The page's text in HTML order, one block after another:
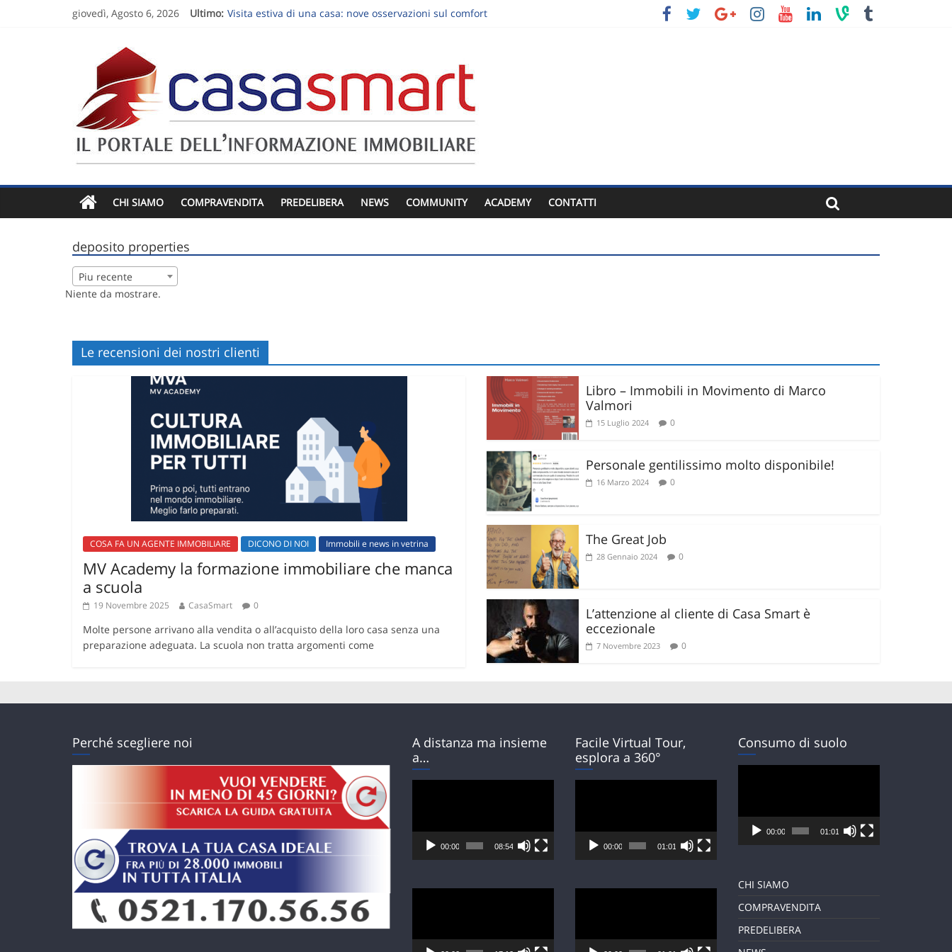
giovedì, Agosto 6, 2026 Ultimo: Visita estiva di una casa: nove osservazioni sul comfort
Sette domande per valutare la qualità di una consulenza immobiliare
CHI SIAMO COMPRAVENDITA PREDELIBERA NEWS COMMUNITY ACADEMY CONTATTI
deposito properties
Piu recente
Niente da mostrare.
Le recensioni dei nostri clienti
COSA FA UN AGENTE IMMOBILIARE DICONO DI NOI Immobili e news in vetrina
MV Academy la formazione immobiliare che manca
a scuola
19 Novembre 2025 CasaSmart 0
Molte persone arrivano alla vendita o all’acquisto della loro casa senza una
preparazione adeguata. La scuola non tratta argomenti come
Libro – Immobili in Movimento di Marco
Valmori
15 Luglio 2024 0
Personale gentilissimo molto disponibile!
16 Marzo 2024 0
The Great Job
28 Gennaio 2024 0
L’attenzione al cliente di Casa Smart è
eccezionale
7 Novembre 2023 0
Perché scegliere noi
A distanza ma insieme
a…
00:00 08:54
Facile Virtual Tour,
esplora a 360°
00:00 01:01
Consumo di suolo
00:00 01:01
CHI SIAMO
COMPRAVENDITA
PREDELIBERA